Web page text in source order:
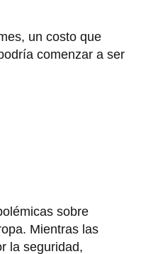
un costo que
comenzar a ser
sobre
Mientras las
la seguridad,